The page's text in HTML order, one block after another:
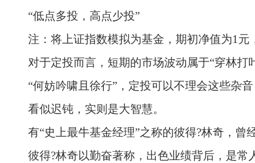
“低点多投，高点少投”
注：将上证指数模拟为基金，期初净值为1元
对于定投而言，短期的市场波动属于“穿林打
“何妨吟啸且徐行”，定投可以不理会这些杂
看似迟钝，实则是大智慧。
有“史上最牛基金经理”之称的彼得?林奇，曾
彼得?林奇以勤奋著称，出色业绩背后，是常